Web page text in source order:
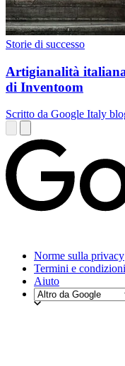
Storie di successo
Artigianalità
di Inventoom
Scritto da Google Italy
Norme sulla privacy
Termini e condizioni
Aiuto